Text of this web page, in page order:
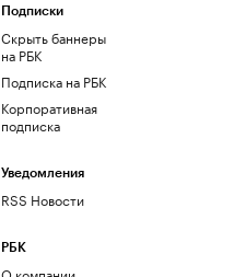
Подписки
Скрыть баннеры
на РБК
Подписка на РБК
Корпоративная
подписка
Уведомления
RSS Новости
РБК